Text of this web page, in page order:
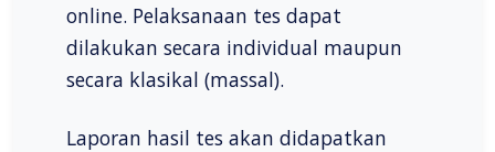
online. Pelaksanaan tes dapat
dilakukan secara individual maupun
secara klasikal (massal).
Laporan hasil tes akan didapatkan